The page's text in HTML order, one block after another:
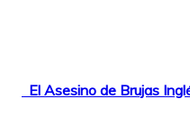
El Asesino de Brujas